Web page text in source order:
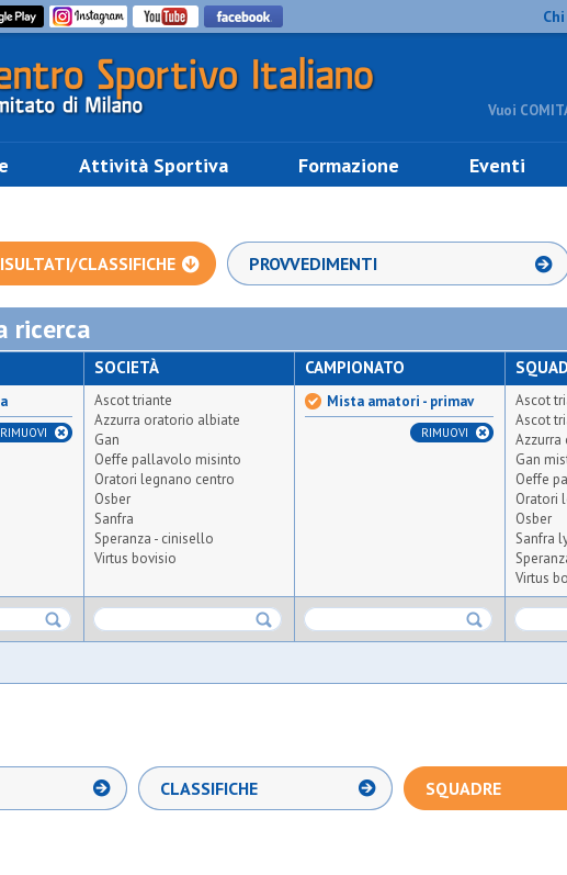
Vuoi
Attività Sportiva Formazione Eventi
CLASSIFICHE PROVVEDIMENTI
ricerca
RIMUOVI
SOCIETÀ
Ascot triante
Azzurra oratorio albiate
Gan
Oeffe pallavolo misinto
Oratori legnano centro
Osber
Sanfra
Speranza - cinisello
Virtus bovisio
CAMPIONATO
Mista amatori - primav
RIMUOVI
Ascot
Ascot
Gan
Oeffe
Oratori
Osber
Sanfra
Virtus
CLASSIFICHE SQUADRE